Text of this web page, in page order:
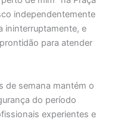
independentemente
ininterruptamente, e
para atender
de semana mantém o
do período
experientes e